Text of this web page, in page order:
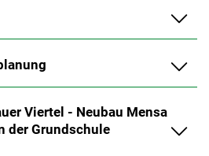
Viertel - Neubau Mensa
der Grundschule